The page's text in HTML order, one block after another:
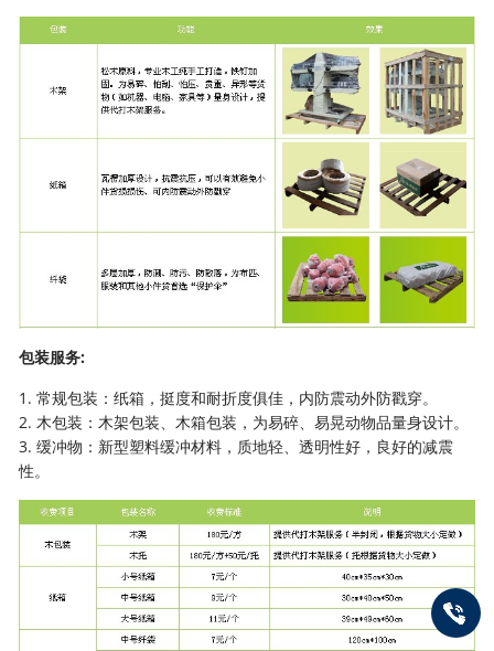
包装服务:
1. 常规包装：纸箱，挺度和耐折度俱佳，内防震动外防戳穿。
2. 木包装：木架包装、木箱包装，为易碎、易晃动物品量身设计。
3. 缓冲物：新型塑料缓冲材料，质地轻、透明性好，良好的减震
性。